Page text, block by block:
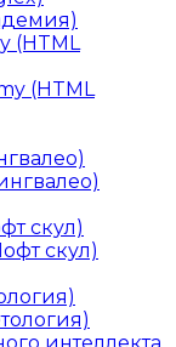
(HTML
(HTML
скул)
скул)